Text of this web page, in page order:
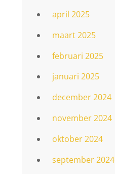
april 2025
maart 2025
februari 2025
januari 2025
december 2024
november 2024
oktober 2024
september 2024